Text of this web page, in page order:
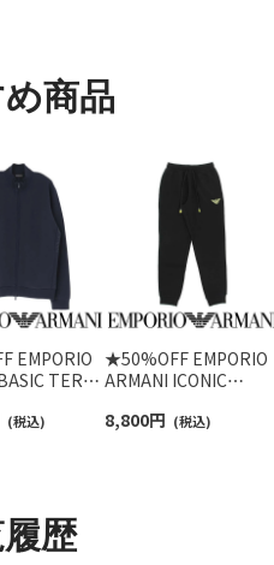
商品
EMPORIO
TERRY
長袖 フル
(税込)
★50%OFF EMPORIO
ARMANI ICONIC
イコニック テリー ス
8,800円 (税込)
歴